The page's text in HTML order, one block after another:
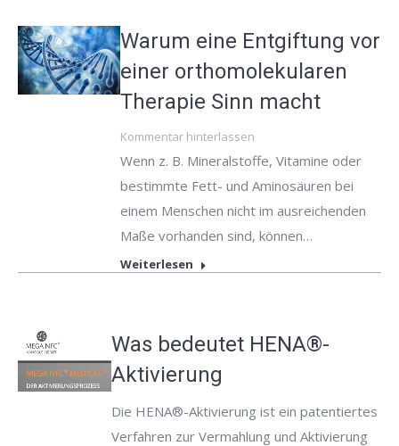
Warum eine Entgiftung vor
einer orthomolekularen
Therapie Sinn macht
Kommentar hinterlassen
Wenn z. B. Mineralstoffe, Vitamine oder
bestimmte Fett- und Aminosäuren bei
einem Menschen nicht im ausreichenden
Maße vorhanden sind, können…
Weiterlesen
Was bedeutet HENA®-
Aktivierung
Die HENA®-Aktivierung ist ein patentiertes
Verfahren zur Vermahlung und Aktivierung